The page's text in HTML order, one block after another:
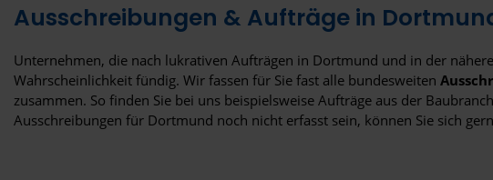
Ausschreibungen & Aufträge in
Unternehmen, die nach lukrativen Aufträgen in Dortmund und in der
Wahrscheinlichkeit fündig. Wir fassen für Sie fast alle bundesweiten
zusammen. So finden Sie bei uns beispielsweise Aufträge aus der
Ausschreibungen für Dortmund noch nicht erfasst sein, können Sie sich